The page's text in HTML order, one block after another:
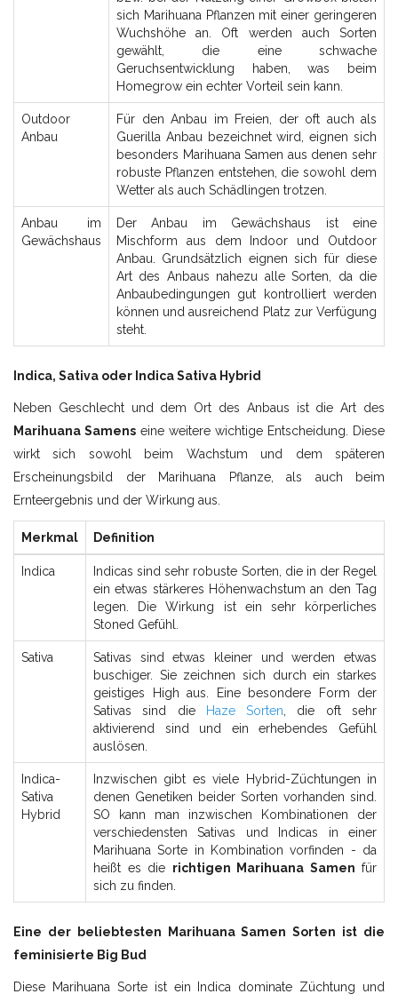
sich Marihuana Pflanzen mit einer geringeren
Wuchshöhe an. Oft werden auch Sorten
gewählt, die eine schwache
Geruchsentwicklung haben, was beim
Homegrow ein echter Vorteil sein kann.
Outdoor
Anbau
Für den Anbau im Freien, der oft auch als
Guerilla Anbau bezeichnet wird, eignen sich
besonders Marihuana Samen aus denen sehr
robuste Pflanzen entstehen, die sowohl dem
Wetter als auch Schädlingen trotzen.
Anbau im
Gewächshaus
Der Anbau im Gewächshaus ist eine
Mischform aus dem Indoor und Outdoor
Anbau. Grundsätzlich eignen sich für diese
Art des Anbaus nahezu alle Sorten, da die
Anbaubedingungen gut kontrolliert werden
können und ausreichend Platz zur Verfügung
steht.
Indica, Sativa oder Indica Sativa Hybrid
Neben Geschlecht und dem Ort des Anbaus ist die Art des
Marihuana Samens eine weitere wichtige Entscheidung. Diese
wirkt sich sowohl beim Wachstum und dem späteren
Erscheinungsbild der Marihuana Pflanze, als auch beim
Ernteergebnis und der Wirkung aus.
Merkmal Definition
Indica
Indicas sind sehr robuste Sorten, die in der Regel
ein etwas stärkeres Höhenwachstum an den Tag
legen. Die Wirkung ist ein sehr körperliches
Stoned Gefühl.
Sativa
Sativas sind etwas kleiner und werden etwas
buschiger. Sie zeichnen sich durch ein starkes
geistiges High aus. Eine besondere Form der
Sativas sind die
Haze Sorten , die oft sehr
aktivierend sind und ein erhebendes Gefühl
auslösen.
Indica-
Sativa
Hybrid
Inzwischen gibt es viele Hybrid-Züchtungen in
denen Genetiken beider Sorten vorhanden sind.
SO kann man inzwischen Kombinationen der
verschiedensten Sativas und Indicas in einer
Marihuana Sorte in Kombination vorfinden - da
heißt es die richtigen Marihuana Samen für
sich zu finden.
Eine der beliebtesten Marihuana Samen Sorten ist die
feminisierte Big Bud
Diese Marihuana Sorte ist ein Indica dominate Züchtung und